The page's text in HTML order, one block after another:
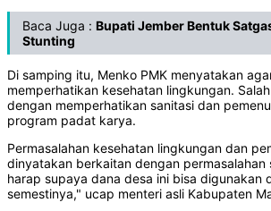
Baca Juga : Bupati Jember Bentuk
Stunting
Di samping itu, Menko PMK menyatakan
memperhatikan kesehatan lingkungan.
dengan memperhatikan sanitasi dan
program padat karya.
Permasalahan kesehatan lingkungan dan
dinyatakan berkaitan dengan permasalahan
harap supaya dana desa ini bisa digunakan
semestinya," ucap menteri asli Kabupaten